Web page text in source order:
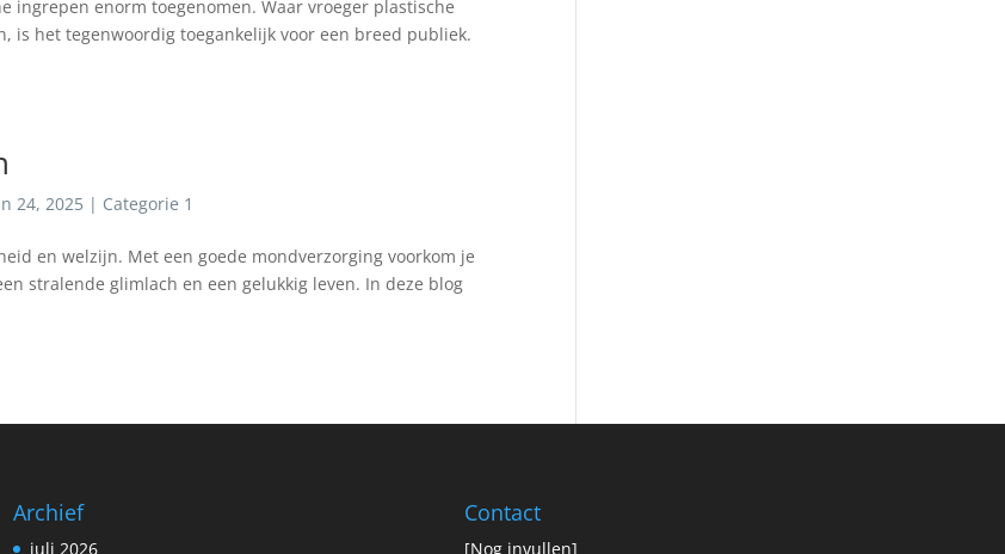
ingrepen enorm toegenomen. Waar vroeger plastische
is het tegenwoordig toegankelijk voor een breed publiek.
24, 2025 | Categorie 1
en welzijn. Met een goede mondverzorging voorkom je
stralende glimlach en een gelukkig leven. In deze blog
Archief
juli 2026
Contact
[Nog invullen]